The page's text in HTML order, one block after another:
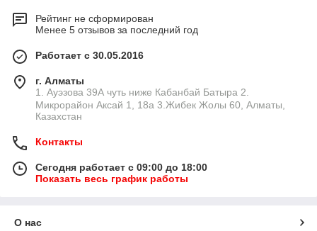
Рейтинг не сформирован
Менее 5 отзывов за последний год
Работает с 30.05.2016
г. Алматы
1. Ауэзова 39А чуть ниже Кабанбай Батыра ㅤㅤㅤㅤㅤㅤㅤㅤㅤㅤㅤㅤㅤㅤ2. ​
Микрорайон Аксай 1, 18а 3.Жибек Жолы 60, Алматы,
Казахстан
Контакты
Сегодня работает с 09:00 до 18:00
Показать весь график работы
О нас